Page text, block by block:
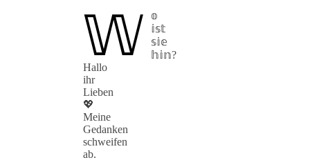
𝕎
𝕠
𝕚𝕤𝕥
𝕤𝕚𝕖
𝕙𝕚𝕟?
Hallo
ihr
Lieben
💖
Meine
Gedanken
schweifen
ab.